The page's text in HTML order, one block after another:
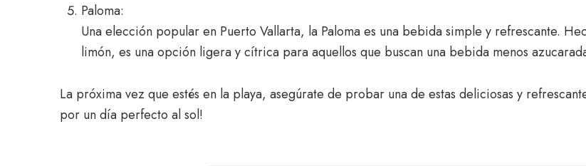
Paloma:
Una elección popular en Puerto Vallarta, la Paloma es una bebida simple y refrescante.
limón, es una opción ligera y cítrica para aquellos que buscan una bebida menos
La próxima vez que estés en la playa, asegúrate de probar una de estas deliciosas y
por un día perfecto al sol!